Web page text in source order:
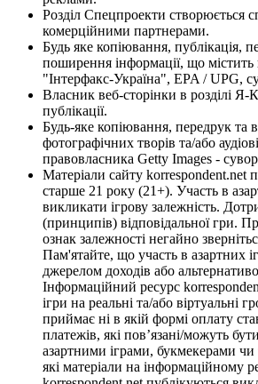
Розділ Спецпроекти створюється
комерційними партнерами.
Будь яке копіювання, публікація,
поширення інформації, що
"Інтерфакс-Україна", EPA / UPG,
Власник веб-сторінки в розділі Я-
публікації.
Будь-яке копіювання, передрук та
фотографічних творів та/або
правовласника Getty Images -
Матеріали сайту korrespondent.net
старше 21 року (21+). Участь в
викликати ігрову залежність.
(принципів) відповідальної гри.
ознак залежності негайно
Пам'ятайте, що участь в азартних
джерелом доходів або
Інформаційний ресурс
ігри на реальні та/або віртуальні
приймає ні в якій формі оплату
платежів, які пов’язані/можуть
азартними іграми, букмекерами чи
які матеріали на інформаційному